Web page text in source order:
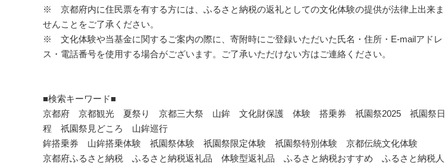
※ 京都府内に住民票を有する方には、ふるさと納税の返礼としての文化体験の提供が法律上出来ま
せんことをご了承ください。
※ 文化体験や当基金に関するご案内の際に、寄附時にご登録いただいた氏名・住所・E-mailアドレ
ス・電話番号を使用する場合がございます。ご了承いただけない方はご連絡ください。
■検索キーワード■
京都府 京都観光 夏祭り 京都三大祭 山鉾 文化財保護 体験 搭乗券 祇園祭2025 祇園祭日
程 祇園祭見どころ 山鉾巡行
鉾搭乗券 山鉾搭乗体験 祇園祭体験 祇園祭限定体験 祇園祭特別体験 京都伝統文化体験
京都府ふるさと納税 ふるさと納税返礼品 体験型返礼品 ふるさと納税おすすめ ふるさと納税人